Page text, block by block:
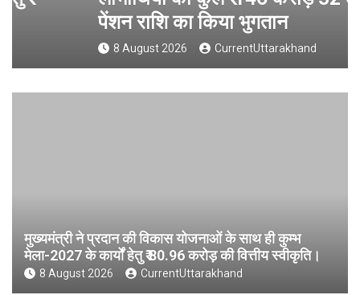
पेंशन राशि का किया भुगतान
8 August 2026 CurrentUttarakhand
मुख्यमंत्री ने प्रदान की विकास योजनाओं के साथ ही कुम्भ
मेला-2027 के कार्यों हेतु ₹ 80.96 करोड़ की वित्तीय स्वीकृति।
8 August 2026 CurrentUttarakhand